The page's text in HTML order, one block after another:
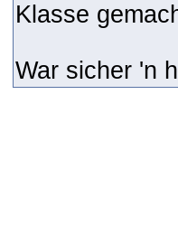
Klasse
War sicher 'n